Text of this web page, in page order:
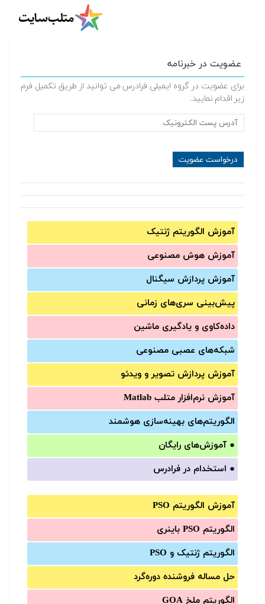
عضویت در خبرنامه
برای عضویت در گروه ایمیلی فرادرس می توانید از طریق تکمیل فرم
زیر اقدام نمایید.
آموزش الگوریتم ژنتیک
آموزش‌ هوش مصنوعی
آموزش‌ پردازش سیگنال
پیش‌‌بینی سری‌‌های زمانی
داده‌کاوی و یادگیری ماشین
شبکه‌های عصبی مصنوعی
آموزش‌ پردازش تصویر و ویدئو
آموزش‌ نرم‌افزار متلب Matlab
الگوریتم‌های بهینه‌سازی هوشمند
● آموزش‌های رایگان
● استخدام در فرادرس
آموزش الگوریتم PSO
الگوریتم PSO باینری
الگوریتم ژنتیک و PSO
حل مساله فروشنده دوره‌گرد
الگوریتم ملخ GOA